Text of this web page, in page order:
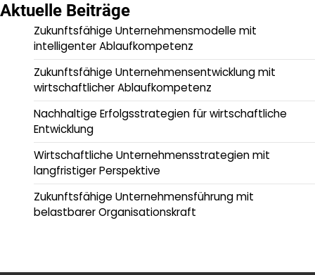
Aktuelle Beiträge
Zukunftsfähige Unternehmensmodelle mit
intelligenter Ablaufkompetenz
Zukunftsfähige Unternehmensentwicklung mit
wirtschaftlicher Ablaufkompetenz
Nachhaltige Erfolgsstrategien für wirtschaftliche
Entwicklung
Wirtschaftliche Unternehmensstrategien mit
langfristiger Perspektive
Zukunftsfähige Unternehmensführung mit
belastbarer Organisationskraft